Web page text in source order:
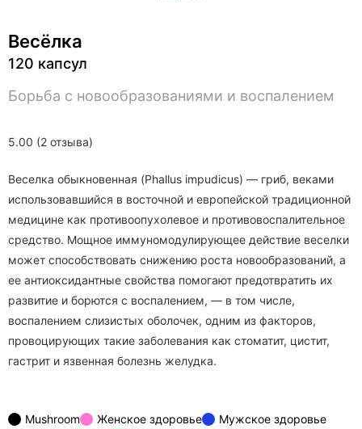
5.00 (2 отзыва)
Весёлка
120 капсул
Борьба с новообразованиями и воспалением
Веселка обыкновенная (Phallus impudicus) — гриб, веками
использовавшийся в восточной и европейской традиционной
медицине как противоопухолевое и противовоспалительное
средство. Мощное иммуномодулирующее действие веселки
может способствовать снижению роста новообразований, а
ее антиоксидантные свойства помогают предотвратить их
развитие и борются с воспалением, — в том числе,
воспалением слизистых оболочек, одним из факторов,
провоцирующих такие заболевания как стоматит, цистит,
гастрит и язвенная болезнь желудка.
Mushroom Женское здоровье
Мужское здоровье